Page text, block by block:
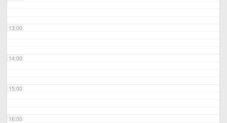
13:00
14:00
15:00
16:00